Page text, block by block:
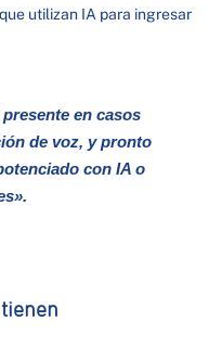
utilizan IA para ingresar
presente en casos
de voz, y pronto
con IA o
».